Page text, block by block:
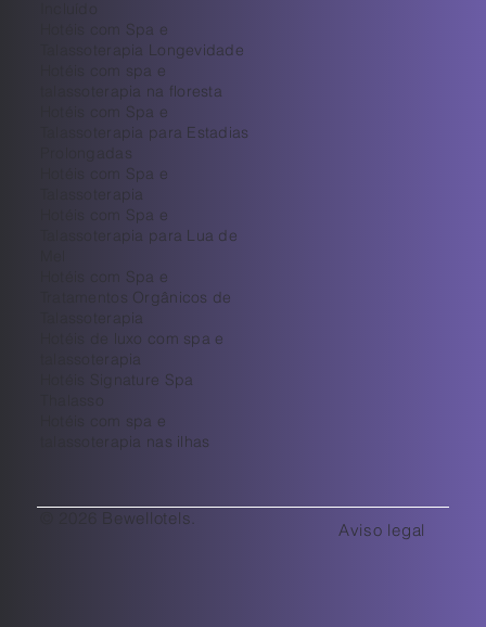
Hotéis com Spa e
Talassoterapia Longevidade
Hotéis com spa e
talassoterapia na floresta
Hotéis com Spa e
Talassoterapia para Estadias
Prolongadas
Hotéis com Spa e
Talassoterapia
Hotéis com Spa e
Talassoterapia para Lua de
Hotéis com Spa e
Tratamentos Orgânicos de
Talassoterapia
Hotéis de luxo com spa e
talassoterapia
Hotéis Signature Spa
Hotéis com spa e
talassoterapia nas ilhas
© 2026 Bewellotels.
Aviso legal